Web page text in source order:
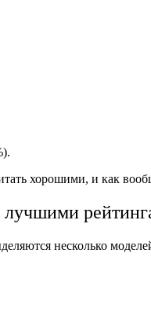
хорошими, и как
лучшими
несколько